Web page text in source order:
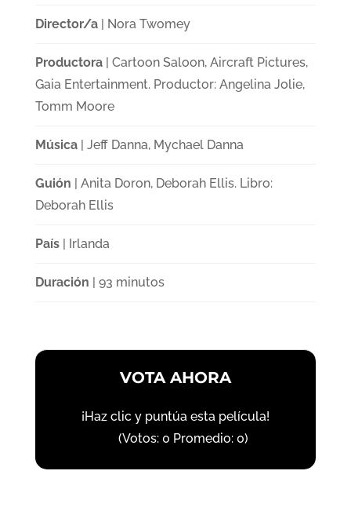
Director/a| Nora Twomey
Productora| Cartoon Saloon, Aircraft Pictures,
Gaia Entertainment. Productor: Angelina Jolie,
Tomm Moore
Música| Jeff Danna, Mychael Danna
Guión | Anita Doron, Deborah Ellis. Libro:
Deborah Ellis
País| Irlanda
Duración | 93 minutos
VOTA AHORA
¡Haz clic y puntúa esta película!
(Votos: 0 Promedio: 0)